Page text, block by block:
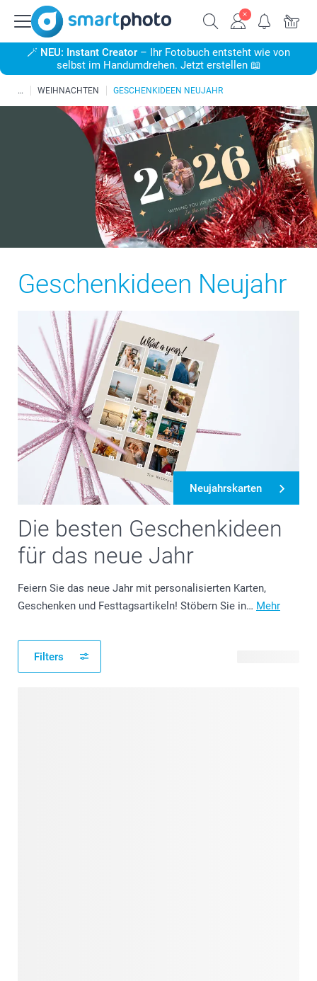
🪄 NEU: Instant Creator – Ihr Fotobuch entsteht wie von
selbst im Handumdrehen. Jetzt erstellen 📖
WEIHNACHTEN GESCHENKIDEEN NEUJAHR
Geschenkideen Neujahr
Die besten Geschenkideen
für das neue Jahr
Feiern Sie das neue Jahr mit personalisierten Karten,
Geschenken und Festtagsartikeln! Stöbern Sie in… Mehr
Neujahrskarten
Filters